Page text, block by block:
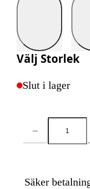
Välj Storlek
Slut i lager
Antal
Säker